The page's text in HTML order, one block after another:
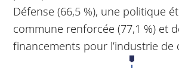
Défense (66,5 %), une politique
commune renforcée (77,1 %) et
financements pour l’industrie de